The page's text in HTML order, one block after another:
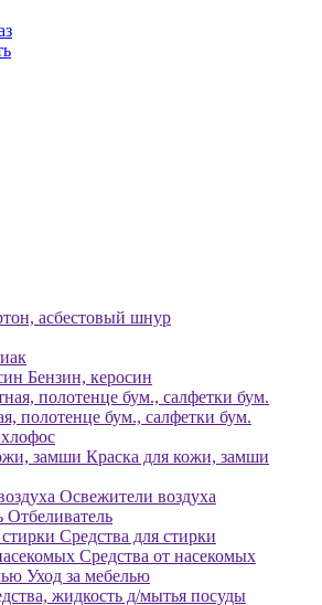
асбестовый шнур
Бензин, керосин
полотенце бум., салфетки бум.
Краска для кожи, замши
Освежители воздуха
Отбеливатель
Средства для стирки
Средства от насекомых
Уход за мебелью